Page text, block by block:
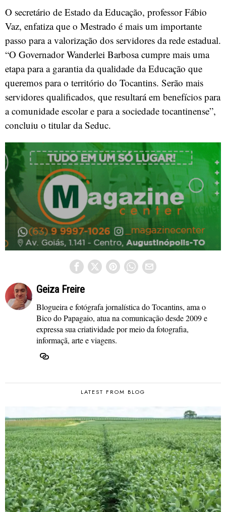
O secretário de Estado da Educação, professor Fábio
Vaz, enfatiza que o Mestrado é mais um importante
passo para a valorização dos servidores da rede estadual.
“O Governador Wanderlei Barbosa cumpre mais uma
etapa para a garantia da qualidade da Educação que
queremos para o território do Tocantins. Serão mais
servidores qualificados, que resultará em benefícios para
a comunidade escolar e para a sociedade tocantinense”,
concluiu o titular da Seduc.
Geiza Freire
Blogueira e fotógrafa jornalística do Tocantins, ama o
Bico do Papagaio, atua na comunicação desde 2009 e
expressa sua criatividade por meio da fotografia,
informaçã, arte e viagens.
LATEST FROM BLOG